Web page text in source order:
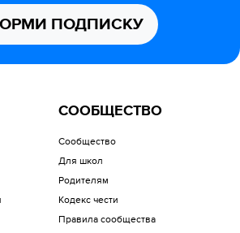
ПОДПИСКУ
СООБЩЕСТВО
Сообщество
Для школ
Родителям
Кодекс чести
Правила сообщества